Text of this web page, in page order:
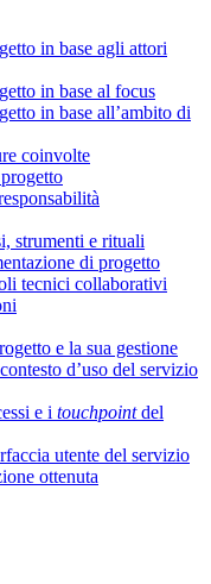
in base agli attori
in base al focus
in base all’ambito di
coinvolte
strumenti e rituali
di progetto
tecnici collaborativi
e la sua gestione
d’uso del servizio
e i touchpointdel
utente del servizio
ottenuta